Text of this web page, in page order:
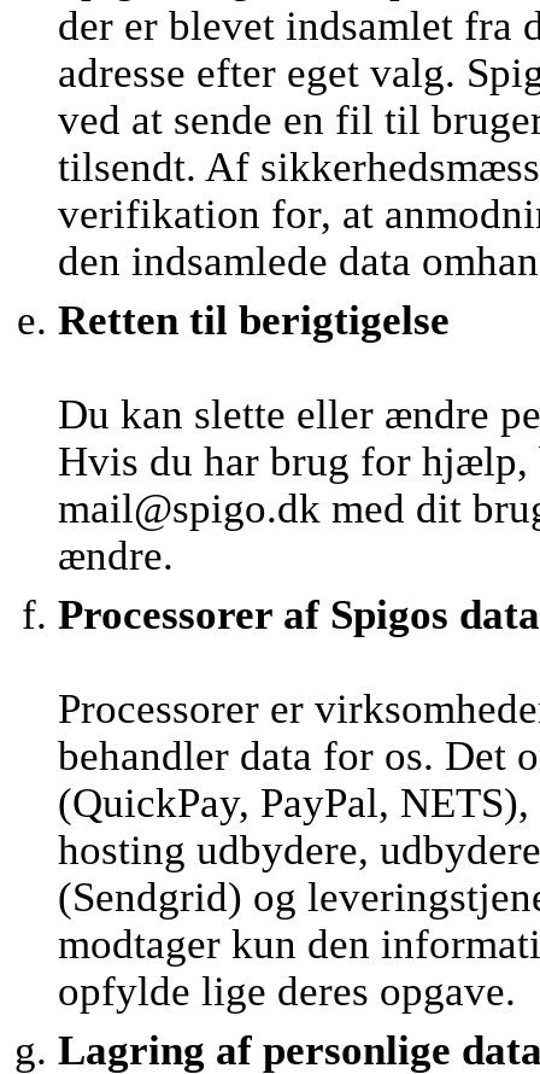
der er blevet indsamlet fra
adresse efter eget valg.
ved at sende en fil til
tilsendt. Af
verifikation for, at
den indsamlede data
Retten til berigtigelse
Du kan slette eller ændre
Hvis du har brug for hjælp,
mail@spigo.dk med dit
ændre.
Processorer af Spigos data
Processorer er
behandler data for os. Det
(QuickPay, PayPal,
hosting udbydere,
(Sendgrid) og
modtager kun den
opfylde lige deres opgave.
Lagring af personlige